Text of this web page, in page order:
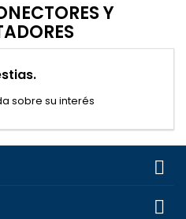
Y
sobre su interés

